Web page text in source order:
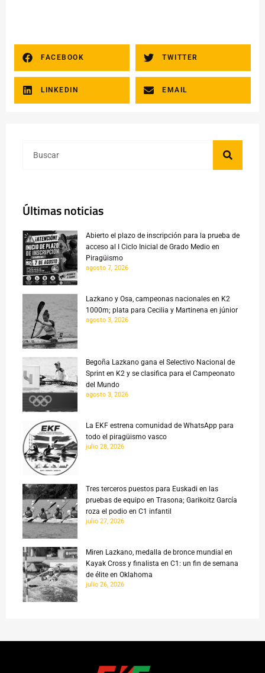
FACEBOOK TWITTER
LINKEDIN EMAIL
Últimas noticias
Abierto el plazo de inscripción para la prueba de
acceso al I Ciclo Inicial de Grado Medio en
Piragüismo
agosto 7, 2026
Lazkano y Osa, campeonas nacionales en K2
1000m; plata para Cecilia y Martinena en júnior
agosto 3, 2026
Begoña Lazkano gana el Selectivo Nacional de
Sprint en K2 y se clasifica para el Campeonato
del Mundo
agosto 3, 2026
La EKF estrena comunidad de WhatsApp para
todo el piragüismo vasco
julio 28, 2026
Tres terceros puestos para Euskadi en las
pruebas de equipo en Trasona; Garikoitz García
roza el podio en C1 infantil
julio 27, 2026
Miren Lazkano, medalla de bronce mundial en
Kayak Cross y finalista en C1: un fin de semana
de élite en Oklahoma
julio 26, 2026